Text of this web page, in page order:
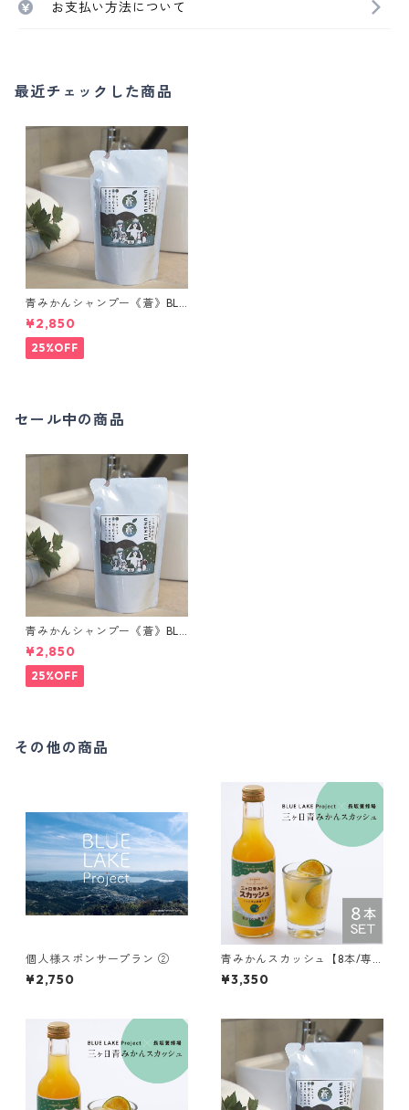
お支払い方法について
最近チェックした商品
青みかんシャンプー《蒼》BLU
E LAKE Project 設立6周年 感
謝セール
¥2,850
25%OFF
セール中の商品
青みかんシャンプー《蒼》BLU
E LAKE Project 設立6周年 感
謝セール
¥2,850
25%OFF
その他の商品
個人様スポンサープラン ②
¥2,750
青みかんスカッシュ【8本/専
用箱入り】
¥3,350